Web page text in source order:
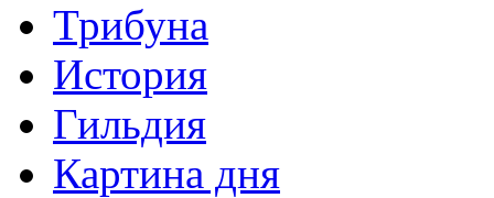
Трибуна
История
Гильдия
Картина дня